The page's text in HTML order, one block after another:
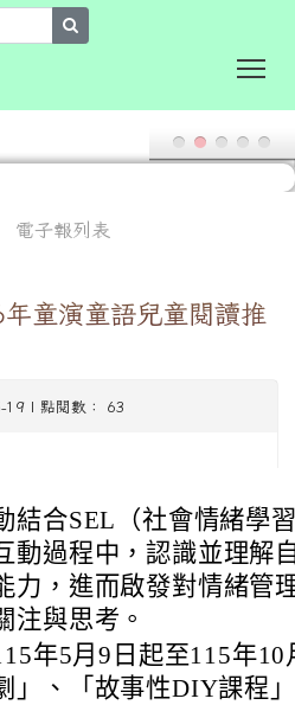
電子報列表
年童演童語兒童閱讀推
19 | 點閱數： 63
結合SEL（社會情緒學
動過程中，認識並理解
力，進而啟發對情緒管
注與思考。
年5月9日起至115年
」、「故事性DIY課程